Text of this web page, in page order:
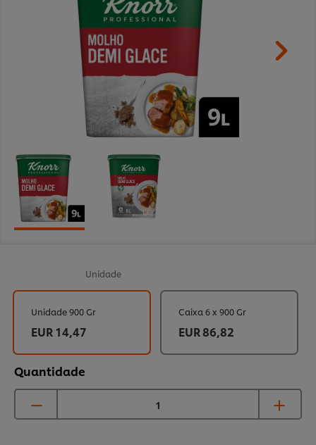
Unidade
Quantidade
Unidade 900 Gr
EUR 14,47
Caixa 6 x 900 Gr
EUR 86,82